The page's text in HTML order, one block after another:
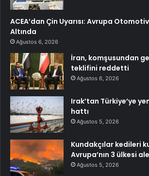
ACEA’dan Çin Uyarısı: Avrupa
Altında
Ağustos 6, 2026
İran, komşusundan
teklifini reddetti
Ağustos 6, 2026
Irak’tan Türkiye’ye
hattı
Ağustos 5, 2026
Kundakçılar kedileri
Avrupa’nın 3 ülkesi
Ağustos 5, 2026